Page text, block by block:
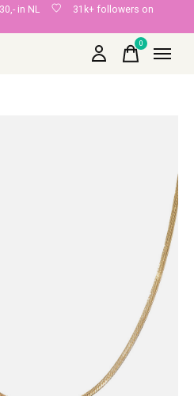
in NL
31k+ followers on
0items